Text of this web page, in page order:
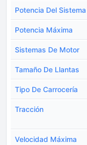
Potencia Del Sistema
Potencia Máxima
Sistemas De Motor
Tamaño De Llantas
Tipo De Carrocería
Tracción
Velocidad Máxima